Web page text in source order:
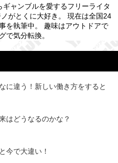
ャンブルを愛するフリーライタ
がとくに大好き。 現在は全国24
を執筆中。 趣味はアウトドアで
で気分転換。
に違う！新しい働き方をすると
はどうなるのかな？
今で大違い！